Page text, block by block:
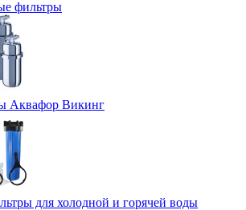
фильтры
Аквафор Викинг
для холодной и горячей воды